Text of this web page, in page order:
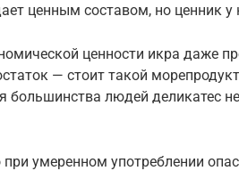
ценным составом, но ценник у
ценности икра даже
— стоит такой
большинства людей деликатес
при умеренном употреблении